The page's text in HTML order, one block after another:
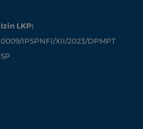
Izin LKP:
0009/IPSPNFI/XII/2023/DPMPT
SP